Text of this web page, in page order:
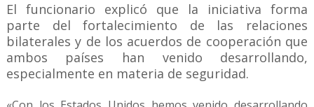
El funcionario explicó que la iniciativa forma
parte del fortalecimiento de las relaciones
bilaterales y de los acuerdos de cooperación que
ambos países han venido desarrollando,
especialmente en materia de seguridad.